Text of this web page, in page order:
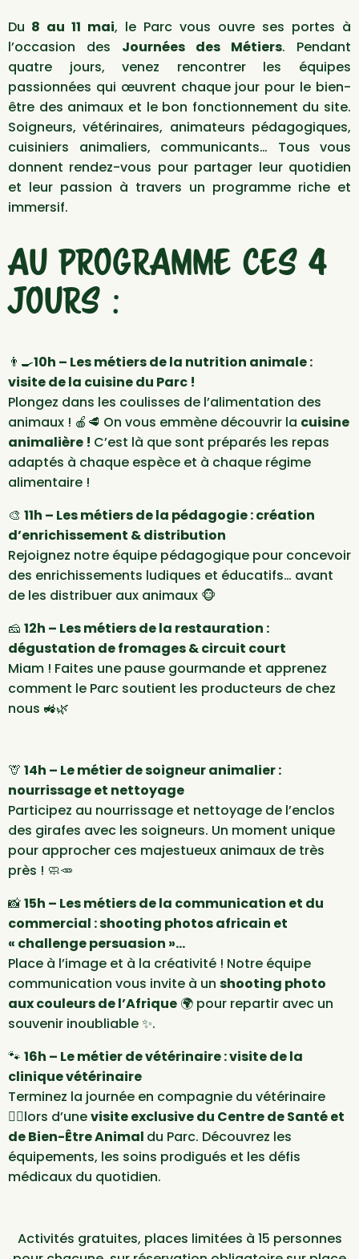
Du 8 au 11 mai, le Parc vous ouvre ses portes à
l’occasion des Journées des Métiers. Pendant
quatre jours, venez rencontrer les équipes
passionnées qui œuvrent chaque jour pour le bien-
être des animaux et le bon fonctionnement du site.
Soigneurs, vétérinaires, animateurs pédagogiques,
cuisiniers animaliers, communicants… Tous vous
donnent rendez-vous pour partager leur quotidien
et leur passion à travers un programme riche et
immersif.
AU PROGRAMME CES 4
JOURS :
👨‍🍳10h – Les métiers de la nutrition animale :
visite de la cuisine du Parc !
Plongez dans les coulisses de l’alimentation des
animaux ! 🍎🥩 On vous emmène découvrir la cuisine
animalière ! C’est là que sont préparés les repas
adaptés à chaque espèce et à chaque régime
alimentaire !
🎨 11h – Les métiers de la pédagogie : création
d’enrichissement & distribution
Rejoignez notre équipe pédagogique pour concevoir
des enrichissements ludiques et éducatifs… avant
de les distribuer aux animaux 🐵
🧀 12h – Les métiers de la restauration :
dégustation de fromages & circuit court
Miam ! Faites une pause gourmande et apprenez
comment le Parc soutient les producteurs de chez
nous 🚜🌿
🦒 14h – Le métier de soigneur animalier :
nourrissage et nettoyage
Participez au nourrissage et nettoyage de l’enclos
des girafes avec les soigneurs. Un moment unique
pour approcher ces majestueux animaux de très
près ! 🧼🥕
📸15h – Les métiers de la communication et du
commercial : shooting photos africain et
« challenge persuasion »…
Place à l’image et à la créativité ! Notre équipe
communication vous invite à un shooting photo
aux couleurs de l’Afrique 🌍 pour repartir avec un
souvenir inoubliable ✨.
🐾 16h – Le métier de vétérinaire : visite de la
clinique vétérinaire
Terminez la journée en compagnie du vétérinaire
👩‍⚕️lors d’unevisite exclusive du Centre de Santé et
de Bien-Être Animal du Parc. Découvrez les
équipements, les soins prodigués et les défis
médicaux du quotidien.
Activités gratuites, places limitées à 15 personnes